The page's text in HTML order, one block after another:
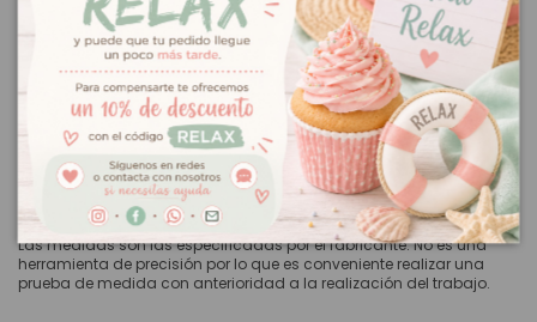
El color de la troqueladora puede variar respecto a la foto.
Mantenimiento de la troqueladora:
Para afilar el mecanismo de corte, perforar una hoja de papel de
aluminio.
Para lubricar el mecanismo de corte, perforar una hoja de papel
encerado.
Tamaño del recorte: 3,5 x 2,5 cm aprox.
Grosor máximo de corte 220 gr.
Las medidas son las especificadas por el fabricante. No es una
herramienta de precisión por lo que es conveniente realizar una
prueba de medida con anterioridad a la realización del trabajo.